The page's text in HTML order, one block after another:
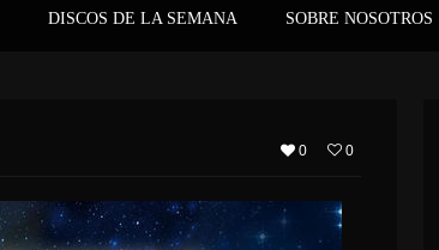
DISCOS DE LA SEMANA SOBRE NOSOTROS
0 0